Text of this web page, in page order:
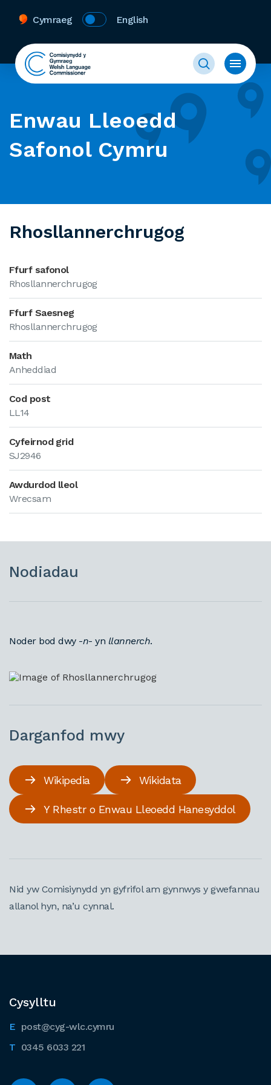
Cymraeg English
Enwau Lleoedd
Safonol Cymru
Rhosllannerchrugog
Ffurf safonol
Rhosllannerchrugog
Ffurf Saesneg
Rhosllannerchrugog
Math
Anheddiad
Cod post
LL14
Cyfeirnod grid
SJ2946
Awdurdod lleol
Wrecsam
Nodiadau
Noder bod dwy -n- yn llannerch.
Darganfod mwy
Wikipedia Wikidata
Y Rhestr o Enwau Lleoedd Hanesyddol
Nid yw Comisiynydd yn gyfrifol am gynnwys y gwefannau
allanol hyn, na’u cynnal.
Cysylltu
post@cyg-wlc.cymru
0345 6033 221